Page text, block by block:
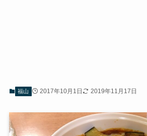
福山 2017年10月1日 2019年11月17日